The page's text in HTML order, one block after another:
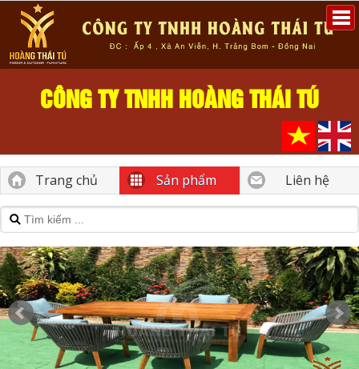
CÔNG TY TNHH HOÀNG THÁI TÚ
Trang chủ Sản phẩm Liên hệ